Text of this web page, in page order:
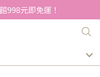
998元即免運！